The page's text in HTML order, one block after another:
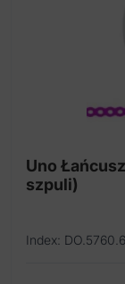
Uno
szpuli)
Index: